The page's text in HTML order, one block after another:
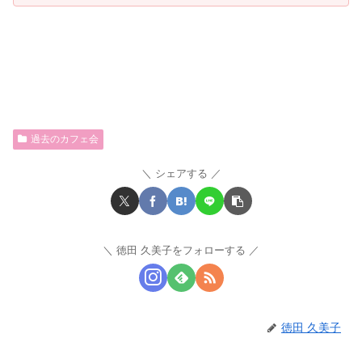
過去のカフェ会
シェアする
徳田 久美子をフォローする
徳田 久美子